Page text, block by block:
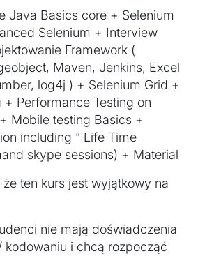
Java Basics core + Selenium
Selenium + Interview
Framework (
Maven, Jenkins, Excel
log4j ) + Selenium Grid +
+ Performance Testing on
Mobile testing Basics +
including ” Life Time
skype sessions) + Material
ten kurs jest wyjątkowy na
nie mają doświadczenia
kodowaniu i chcą rozpocząć